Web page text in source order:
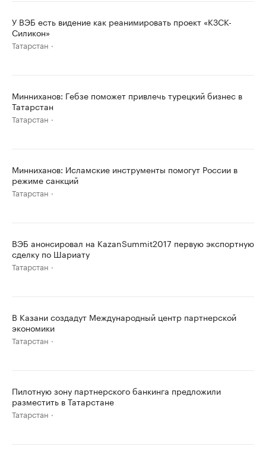
У ВЭБ есть видение как реанимировать проект «КЗСК-
Силикон»
Татарстан
Минниханов: Гебзе поможет привлечь турецкий бизнес в
Татарстан
Татарстан
Минниханов: Исламские инструменты помогут России в
режиме санкций
Татарстан
ВЭБ анонсировал на KazanSummit2017 первую экспортную
сделку по Шариату
Татарстан
В Казани создадут Международный центр партнерской
экономики
Татарстан
Пилотную зону партнерского банкинга предложили
разместить в Татарстане
Татарстан